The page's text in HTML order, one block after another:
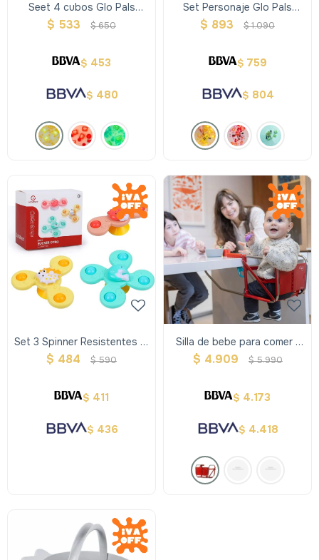
Seet 4 cubos Glo Pals
Iluminados Activados por
$ 533 $650
$ 453
$ 480
Set Personaje Glo Pals
Iluminados Activados por
$ 893 $1.090
$ 759
$ 804
Set 3 Spinner Resistentes Al
Agua
$ 484 $ 590
$ 411
$ 436
Silla de bebe para comer -
Rojo
$ 4.909 $ 5.990
$ 4.173
$ 4.418